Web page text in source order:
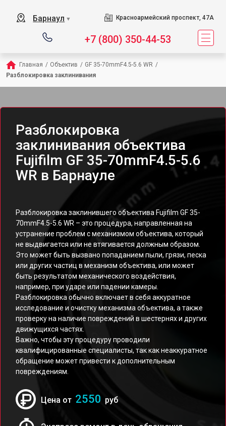
Барнаул ▼ Красноармейский проспект, 47А
+7 (800) 350-44-53
Главная / Объектив / GF 35-70mmF4.5-5.6 WR /
Разблокировка заклинивания
Разблокировка
заклинивания объектива
Fujifilm GF 35-70mmF4.5-5.6
WR в Барнауле
Разблокировка заклинившего объектива Fujifilm GF 35-
70mmF4.5-5.6 WR – это процедура, направленная на
устранение проблем с механизмом объектива, который
не выдвигается или не втягивается должным образом.
Это может быть вызвано попаданием пыли, грязи, песка
или других частиц в механизм объектива, или может
быть результатом механического воздействия,
например, при ударе или падении камеры.
Разблокировка обычно включает в себя аккуратное
исследование и очистку механизма объектива, а также
проверку на наличие повреждений в шестернях и других
движущихся частях.
Важно, чтобы эту процедуру проводили
квалифицированные специалисты, так как неаккуратное
обращение может привести к дополнительным
повреждениям.
Цена от 2550 руб